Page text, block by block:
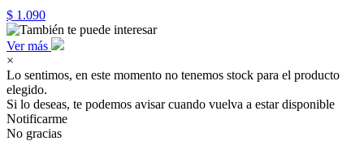
$ 1.090
Ver más
×
Lo sentimos, en este momento no tenemos stock para el producto
elegido.
Si lo deseas, te podemos avisar cuando vuelva a estar disponible
Notificarme
No gracias